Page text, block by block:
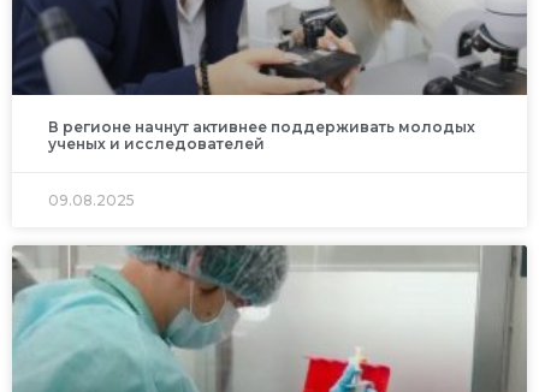
В регионе начнут активнее поддерживать молодых
ученых и исследователей
09.08.2025